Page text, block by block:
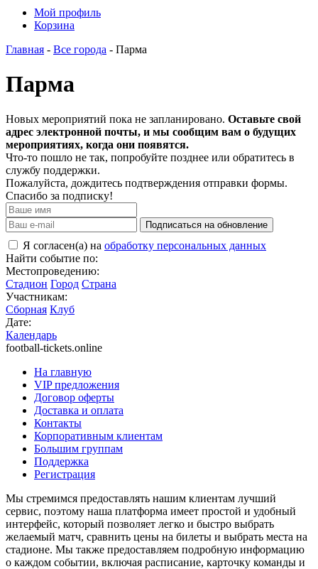
Мой профиль
Корзина
Главная - Все города - Парма
Парма
Новых мероприятий пока не запланировано. Оставьте свой
адрес электронной почты, и мы сообщим вам о будущих
мероприятиях, когда они появятся.
Что-то пошло не так, попробуйте позднее или обратитесь в
службу поддержки.
Пожалуйста, дождитесь подтверждения отправки формы.
Спасибо за подписку!
Подписаться на обновление
Я согласен(а) на обработку персональных данных
Найти событие по:
Местопроведению:
Стадион Город Страна
Участникам:
Сборная Клуб
Дате:
Календарь
football-tickets.online
На главную
VIP предложения
Договор оферты
Доставка и оплата
Контакты
Корпоративным клиентам
Большим группам
Поддержка
Регистрация
Мы стремимся предоставлять нашим клиентам лучший
сервис, поэтому наша платформа имеет простой и удобный
интерфейс, который позволяет легко и быстро выбрать
желаемый матч, сравнить цены на билеты и выбрать места на
стадионе. Мы также предоставляем подробную информацию
о каждом событии, включая расписание, карточку команды и